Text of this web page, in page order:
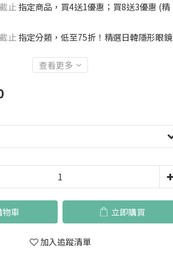
截止 指定商品，買4送1優惠；買8送3優惠 (精
截止 指定分類，低至75折！精選日韓隱形眼鏡
查看更多
物車 立即購買
加入追蹤清單